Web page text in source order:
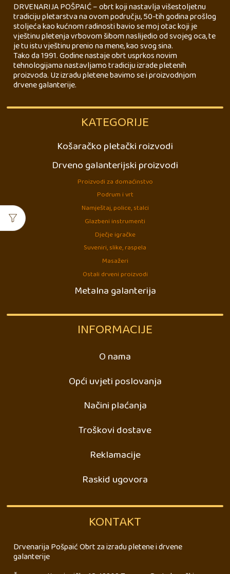
DRVENARIJA POŠPAIĆ – obrt koji nastavlja višestoljetnu
tradiciju pletarstva na ovom području, 50-tih godina prošlog
stoljeća kao kućnom radinosti bavio se moj otac koji je
vještinu pletenja vrbovom šibom naslijedio od svojeg oca, te
je tu istu vještinu prenio na mene, kao svog sina.
Tako da 1991. Godine nastaje obrt usprkos novim
tehnologijama nastavljamo tradiciju izrade pletenih
proizvoda. Uz izradu pletene bavimo se i proizvodnjom
drvene galanterije.
KATEGORIJE
Košaračko pletački roizvodi
Drveno galanterijski proizvodi
Proizvodi za domaćinstvo
Podrum i vrt
Namještaj, police, stalci
Glazbeni instrumenti
Dječje igračke
Suveniri, slike, raspela
Masažeri
Ostali drveni proizvodi
Metalna galanterija
INFORMACIJE
O nama
Opći uvjeti poslovanja
Načini plaćanja
Troškovi dostave
Reklamacije
Raskid ugovora
KONTAKT
Drvenarija Pošpaić Obrt za izradu pletene i drvene
galanterije